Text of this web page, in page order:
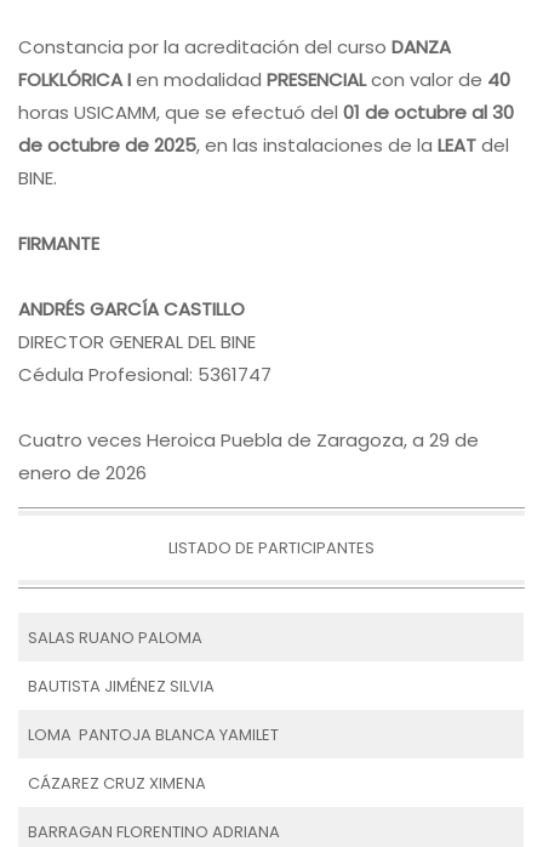
Constancia por la acreditación del curso DANZA
FOLKLÓRICA Ien modalidad PRESENCIALcon valor de 40
horas USICAMM, que se efectuó del 01 de octubre al 30
de octubre de 2025, en las instalaciones de la LEATdel
BINE.
FIRMANTE
ANDRÉS GARCÍA CASTILLO
DIRECTOR GENERAL DEL BINE
Cédula Profesional: 5361747
Cuatro veces Heroica Puebla de Zaragoza, a 29 de
enero de 2026
LISTADO DE PARTICIPANTES
SALAS RUANO PALOMA
BAUTISTA JIMÉNEZ SILVIA
LOMA PANTOJA BLANCA YAMILET
CÁZAREZ CRUZ XIMENA
BARRAGAN FLORENTINO ADRIANA